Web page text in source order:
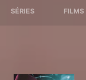
SÉRIES FILMS